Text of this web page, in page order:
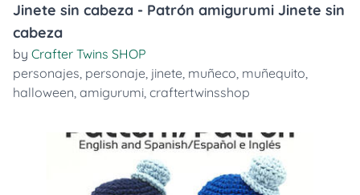
Jinete sin cabeza - Patrón amigurumi Jinete sin
cabeza
by Crafter Twins SHOP
personajes, personaje, jinete, muñeco, muñequito,
halloween, amigurumi, craftertwinsshop